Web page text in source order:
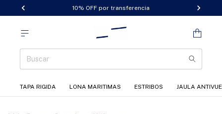
10% OFF por transferencia
TAPA RIGIDA LONA MARITIMAS ESTRIBOS JAULA